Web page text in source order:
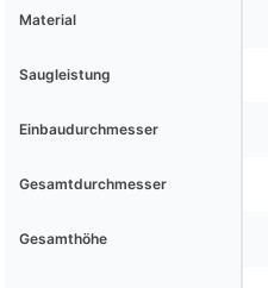
Material
Saugleistung
Einbaudurchmesser
Gesamtdurchmesser
Gesamthöhe